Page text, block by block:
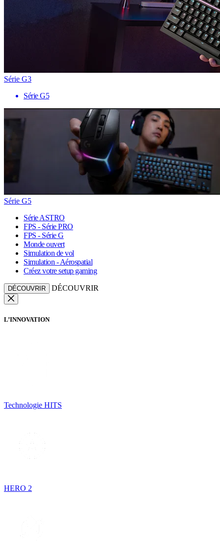
Série G3
Série G5
Série G5
Série ASTRO
FPS - Série PRO
FPS - Série G
Monde ouvert
Simulation de vol
Simulation - Aérospatial
Créez votre setup gaming
DÉCOUVRIR DÉCOUVRIR
L’INNOVATION
Technologie HITS
HERO 2